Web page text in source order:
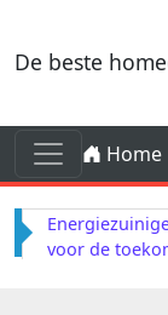
De beste
Skip to content
Main Home
voor de